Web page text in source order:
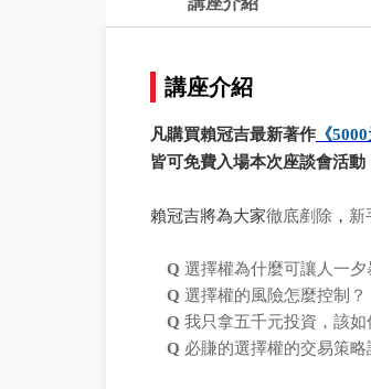
講座介紹
凡購買賴冠吉最新著作 《5000
皆可免費入場本次座談會活動
賴冠吉將為大家徹底剷除 ， 新
Q 選擇權為什麼可讓人一夕
Q 選擇權的風險怎麼控制 ？
Q 我只拿五千元投資，該
Q 必賺的選擇權的交易策略